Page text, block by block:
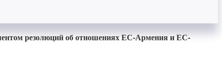
резолюций об отношениях ЕС-Армения и ЕС-